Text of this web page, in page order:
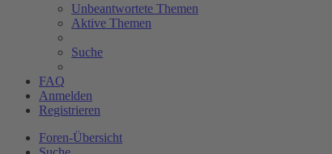
Unbeantwortete Themen
Aktive Themen
Suche
FAQ
Anmelden
Registrieren
Foren-Übersicht